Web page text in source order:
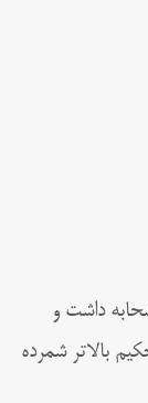
داشت و
بالاتر شمرده